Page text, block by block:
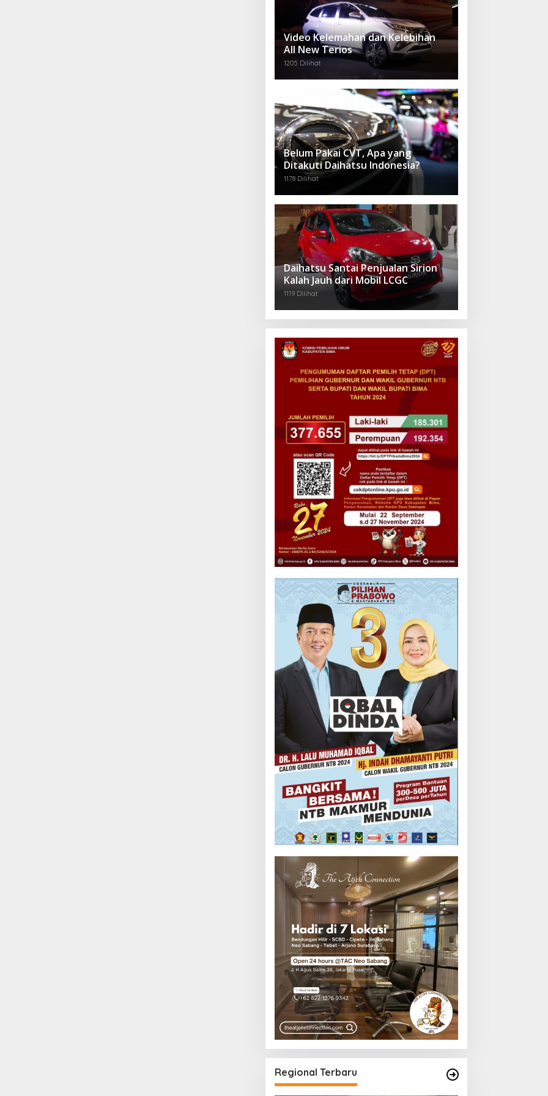
Video Kelemahan dan Kelebihan
All New Terios
1205 Dilihat
Belum Pakai CVT, Apa yang
Ditakuti Daihatsu Indonesia?
1178 Dilihat
Daihatsu Santai Penjualan Sirion
Kalah Jauh dari Mobil LCGC
1119 Dilihat
Regional Terbaru